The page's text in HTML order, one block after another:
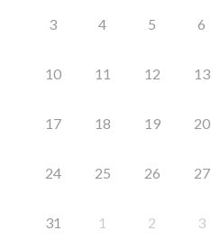
3 4 5 6
10 11 12 13
17 18 19 20
24 25 26 27
31 1 2 3